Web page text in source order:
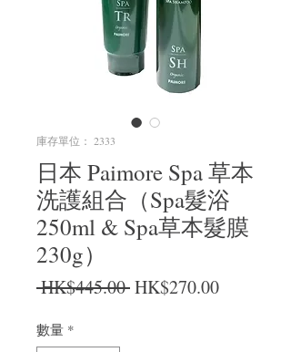
庫存單位： 2333
日本 Paimore Spa 草本
洗護組合（Spa髮浴
250ml & Spa草本髮膜
230g）
HK$445.00 一般價格
HK$270.00促銷價格
數量 *